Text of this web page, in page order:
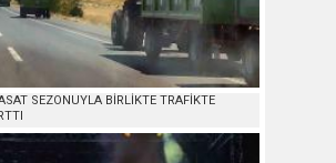
SEZONUYLA BİRLİKTE TRAFİKTE